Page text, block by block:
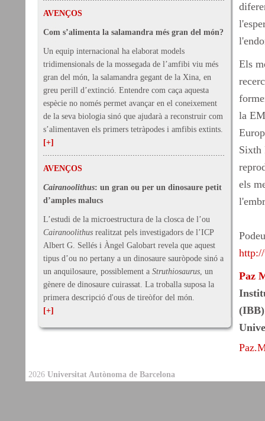
AVENÇOS
Com s’alimenta la salamandra més gran del món?
Un equip internacional ha elaborat models
tridimensionals de la mossegada de l’amfibi viu més
gran del món, la salamandra gegant de la Xina, en
greu perill d’extinció. Entendre com caça aquesta
espècie no només permet avançar en el coneixement
de la seva biologia sinó que ajudarà a reconstruir com
s’alimentaven els primers tetràpodes i amfibis extints.
[+]
AVENÇOS
Cairanoolithus: un gran ou per un dinosaure petit
d’amples malucs
L’estudi de la microestructura de la closca de l’ou
Cairanoolithus realitzat pels investigadors de l’ICP
Albert G. Sellés i Àngel Galobart revela que aquest
tipus d’ou no pertany a un dinosaure sauròpode sinó a
un anquilosaure, possiblement a Struthiosaurus, un
gènere de dinosaure cuirassat. La troballa suposa la
primera descripció d'ous de tireòfor del món.
[+]
Els
la
Sixth
els
Paz
(IBB)
2026 Universitat Autònoma de Barcelona